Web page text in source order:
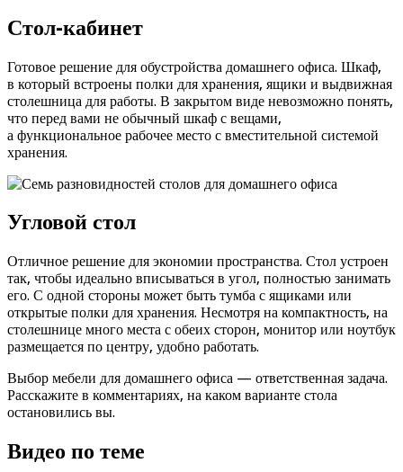
Стол-кабинет
Готовое решение для обустройства домашнего офиса. Шкаф,
в который встроены полки для хранения, ящики и выдвижная
столешница для работы. В закрытом виде невозможно понять,
что перед вами не обычный шкаф с вещами,
а функциональное рабочее место с вместительной системой
хранения.
Угловой стол
Отличное решение для экономии пространства. Стол устроен
так, чтобы идеально вписываться в угол, полностью занимать
его. С одной стороны может быть тумба с ящиками или
открытые полки для хранения. Несмотря на компактность, на
столешнице много места с обеих сторон, монитор или ноутбук
размещается по центру, удобно работать.
Выбор мебели для домашнего офиса — ответственная задача.
Расскажите в комментариях, на каком варианте стола
остановились вы.
Видео по теме